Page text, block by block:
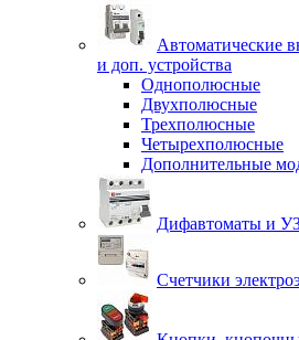
Автоматические
и доп. устройства
Однополюсные
Двухполюсные
Трехполюсные
Четырехполюсные
Дополнительные
Дифавтоматы и
Счетчики